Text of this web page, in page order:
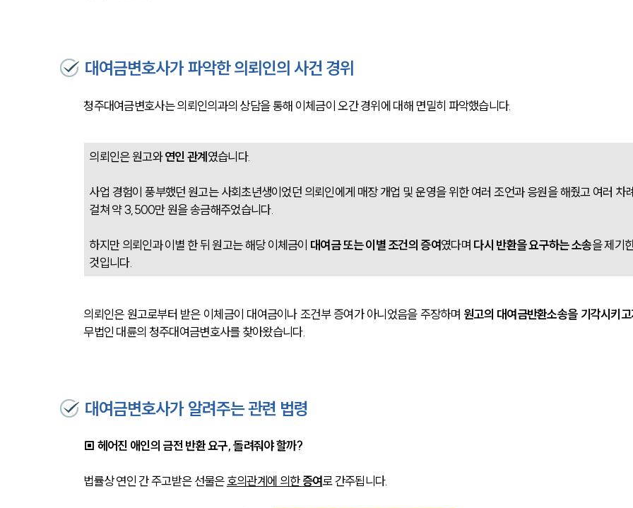
대여금변호사가 파악한 의뢰인의 사건 경위
청주대여금변호사는 의뢰인의과의 상담을 통해 이체금이 오간 경위에 대해 면밀히 파악했습니다.
의뢰인은 원고와 연인 관계 였습니다.
사업 경험이 풍부했던 원고는 사회초년생이었던 의뢰인에게 매장 개업 및 운영을 위한 여러 조언과 응원을 해줬고 여러 차
걸쳐 약 3,500만 원을 송금해주었습니다.
하지만 의뢰인과 이별 한 뒤 원고는 해당 이체금이 대여금 또는 이별 조건의 증여였다며 다시 반환을 요구하는 소송을 제기
것입니다.
의뢰인은 원고로부터 받은 이체금이 대여금이나 조건부 증여가 아니었음을 주장하며 원고의 대여금반환소송을 기각시키
무법인 대륜의 청주대여금변호사를 찾아왔습니다.
대여금변호사가 알려주는 관련 법령
▣ 헤어진 애인의 금전 반환 요구, 돌려줘야 할까?
법률상 연인 간 주고받은 선물은 호의관계에 의한 증여로 간주됩니다.